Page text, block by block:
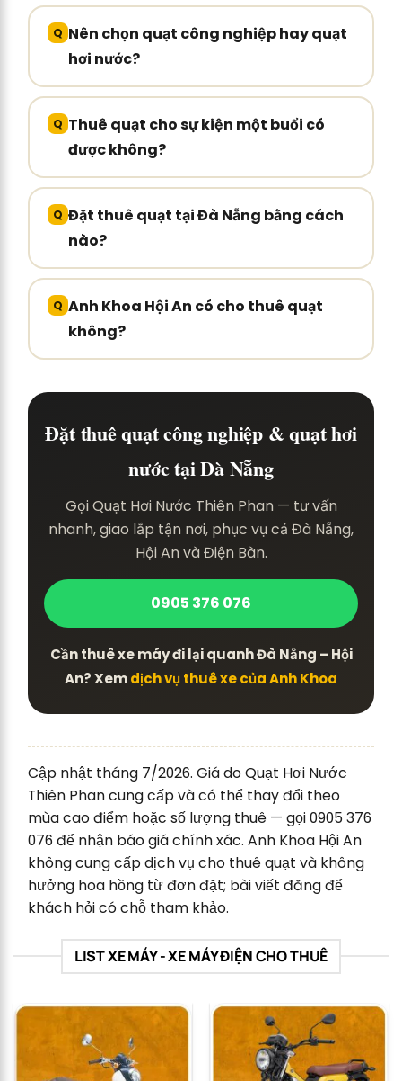
Nên chọn quạt công nghiệp hay quạt
hơi nước?
Thuê quạt cho sự kiện một buổi có
được không?
Đặt thuê quạt tại Đà Nẵng bằng cách
nào?
Anh Khoa Hội An có cho thuê quạt
không?
Đặt thuê quạt công nghiệp & quạt hơi
nước tại Đà Nẵng
Gọi Quạt Hơi Nước Thiên Phan — tư vấn
nhanh, giao lắp tận nơi, phục vụ cả Đà Nẵng,
Hội An và Điện Bàn.
0905 376 076
Cần thuê xe máy đi lại quanh Đà Nẵng – Hội
An? Xemdịch vụ thuê xe của Anh Khoa
Cập nhật tháng 7/2026. Giá do Quạt Hơi Nước
Thiên Phan cung cấp và có thể thay đổi theo
mùa cao điểm hoặc số lượng thuê — gọi 0905 376
076 để nhận báo giá chính xác. Anh Khoa Hội An
không cung cấp dịch vụ cho thuê quạt và không
hưởng hoa hồng từ đơn đặt; bài viết đăng để
khách hỏi có chỗ tham khảo.
LIST XE MÁY - XE MÁY ĐIỆN CHO THUÊ